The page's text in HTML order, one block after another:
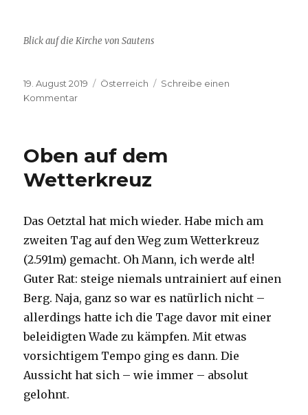
Blick auf die Kirche von Sautens
Veröffentlicht
am
19. August 2019 Kategorien
Österreich
Schreibe einen
Kommentarzu
Oben auf dem
Wetterkreuz
Das Oetztal hat mich wieder. Habe mich am
zweiten Tag auf den Weg zum Wetterkreuz
(2.591m) gemacht. Oh Mann, ich werde alt!
Guter Rat: steige niemals untrainiert auf einen
Berg. Naja, ganz so war es natürlich nicht –
allerdings hatte ich die Tage davor mit einer
beleidigten Wade zu kämpfen. Mit etwas
vorsichtigem Tempo ging es dann. Die
Aussicht hat sich – wie immer – absolut
gelohnt.